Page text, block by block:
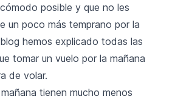
posible y que no les
un poco más temprano por la
hemos explicado todas las
tomar un vuelo por la mañana
de volar.
tienen mucho menos